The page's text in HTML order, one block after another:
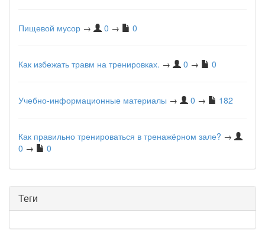
Пищевой мусор → 0 → 0
Как избежать травм на тренировках. → 0 → 0
Учебно-информационные материалы → 0 → 182
Как правильно тренироваться в тренажёрном зале? →
0 → 0
Теги